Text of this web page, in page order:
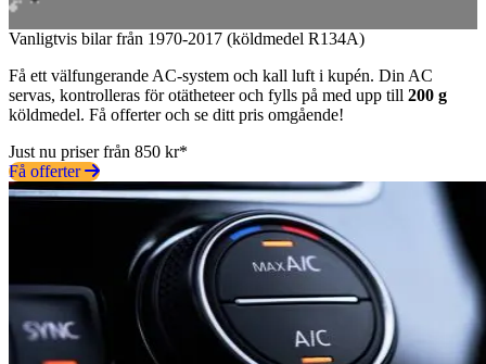
Vanligtvis bilar från 1970-2017 (köldmedel R134A)
Få ett välfungerande AC-system och kall luft i kupén. Din AC
servas, kontrolleras för otätheteer och fylls på med upp till 200 g
köldmedel. Få offerter och se ditt pris omgående!
Just nu priser från 850 kr*
Få offerter